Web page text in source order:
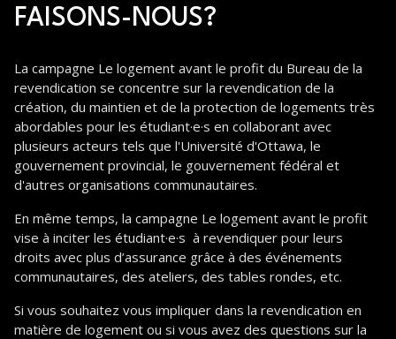
FAISONS-NOUS?
La campagne Le logement avant le profit du Bureau de la
revendication se concentre sur la revendication de la
création, du maintien et de la protection de logements très
abordables pour les étudiant·e·s en collaborant avec
plusieurs acteurs tels que l'Université d'Ottawa, le
gouvernement provincial, le gouvernement fédéral et
d'autres organisations communautaires.
En même temps, la campagne Le logement avant le profit
vise à inciter les étudiant·e·s à revendiquer pour leurs
droits avec plus d’assurance grâce à des événements
communautaires, des ateliers, des tables rondes, etc.
Si vous souhaitez vous impliquer dans la revendication en
matière de logement ou si vous avez des questions sur la